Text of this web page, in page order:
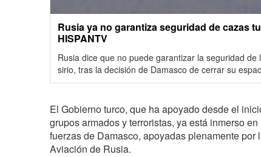
Rusia ya no garantiza seguridad de cazas
HISPANTV
Rusia dice que no puede garantizar la seguridad de
sirio, tras la decisión de Damasco de cerrar su
El Gobierno turco, que ha apoyado desde el
grupos armados y terroristas, ya está inmerso
fuerzas de Damasco, apoyadas plenamente
Aviación de Rusia.